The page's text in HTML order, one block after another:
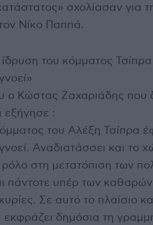
σχολίασαν για
Νίκο Παππά.
του κόμματος
ο Κώστας Ζαχαριάδης που
εξήγησε :
του Αλέξη Τσίπρα
Αναδιατάσσει και το
ρόλο στη μετατόπιση των
πάντοτε υπέρ των
Σε αυτό το πλαίσιο
εκφράζει δημόσια τη